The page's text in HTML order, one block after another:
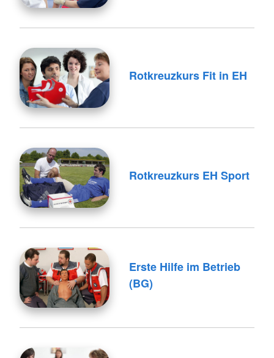
Rotkreuzkurs Fit in EH
Rotkreuzkurs EH Sport
Erste Hilfe im Betrieb
(BG)